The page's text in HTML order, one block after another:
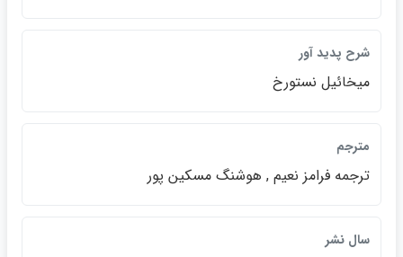
شرح پديد آور
ميخائيل نستورخ
مترجم
ترجمه فرامز نعيم , هوشنگ مسكين پور
سال نشر